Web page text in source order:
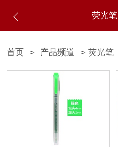
荧光笔
首页 > 产品频道 > 荧光笔